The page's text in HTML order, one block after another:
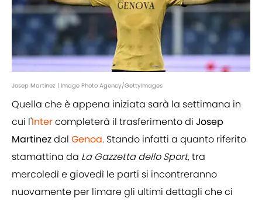
Josep Martinez | Image Photo Agency/GettyImages
Quella che è appena iniziata sarà la settimana in
cui l'Intercompleterà il trasferimento di Josep
Martinezdal Genoa. Stando infatti a quanto riferito
stamattina da La Gazzetta dello Sport, tra
mercoledì e giovedì le parti si incontreranno
nuovamente per limare gli ultimi dettagli che ci